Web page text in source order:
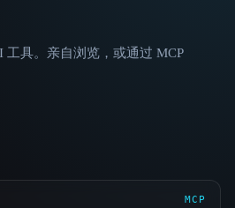
具。亲自浏览，或通过 MCP
MCP